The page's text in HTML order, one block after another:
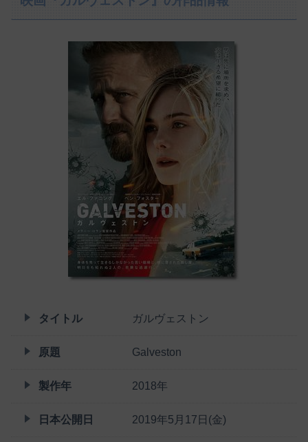
タイトル ガルヴェストン
原題 Galveston
製作年 2018年
日本公開日 2019年5月17日(金)